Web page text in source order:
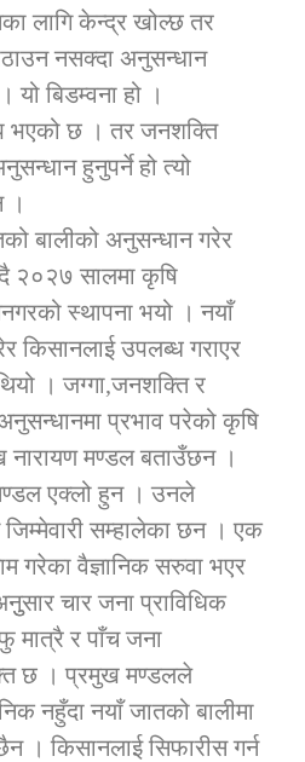
सम्बन्धी सन्देश
तथा लैङ्गिक हिंसा
सम्बन्धिकाे
सन्देश
गाउँपालिका जुम्लाको सूचना
गाउँपालिका जुम्लाको सूचना
लागि केन्द्र खोल्छ तर
नसक्दा अनुसन्धान
बिडम्वना हो ।
भएको छ । तर जनशक्ति
हुनुपर्ने हो त्यो
।
बालीको अनुसन्धान गरेर
२०२७ सालमा कृषि
स्थापना भयो । नयाँ
किसानलाई उपलब्ध गराएर
थियो । जग्गा,जनशक्ति र
प्रभाव परेको कृषि
मण्डल बताउँछन ।
एक्लो हुन । उनले
सम्हालेका छन । एक
गरेका वैज्ञानिक सरुवा भएर
चार जना प्राविधिक
र पाँच जना
छ । प्रमुख मण्डलले
नहुँदा नयाँ जातको बालीमा
। किसानलाई सिफारीस गर्न